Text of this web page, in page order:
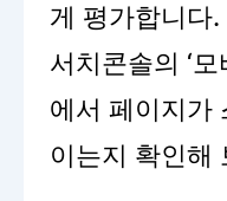
게 평가합니다.
서치콘솔의 ‘
에서 페이지가
이는지 확인해